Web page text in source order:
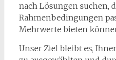
nach Lösungen suchen,
Rahmenbedingungen
Mehrwerte bieten
Unser Ziel bleibt es,